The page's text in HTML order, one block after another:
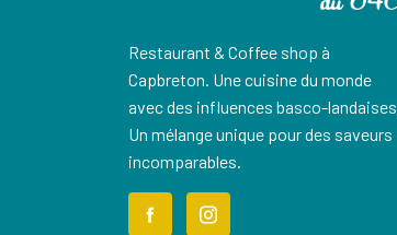
Restaurant & Coffee shop à
Capbreton. Une cuisine du monde
avec des influences basco-landaises.
Un mélange unique pour des saveurs
incomparables.